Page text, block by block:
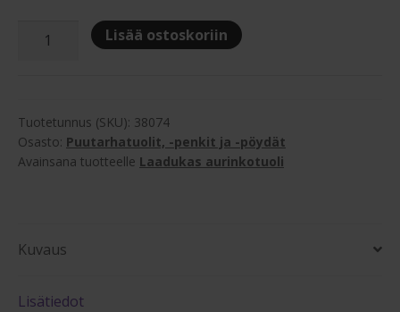
Hillerstor
Lisää ostoskoriin
Tuotetunnus (SKU): 38074
Osasto: Puutarhatuolit, -penkit ja -pöydät
Avainsana tuotteelle Laadukas aurinkotuoli
Kuvaus
Lisätiedot